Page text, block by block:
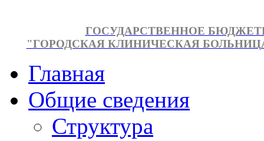
ГОСУДАРСТВЕННОЕ
"ГОРОДСКАЯ КЛИНИЧЕСКАЯ
Главная
Общие сведения
Структура